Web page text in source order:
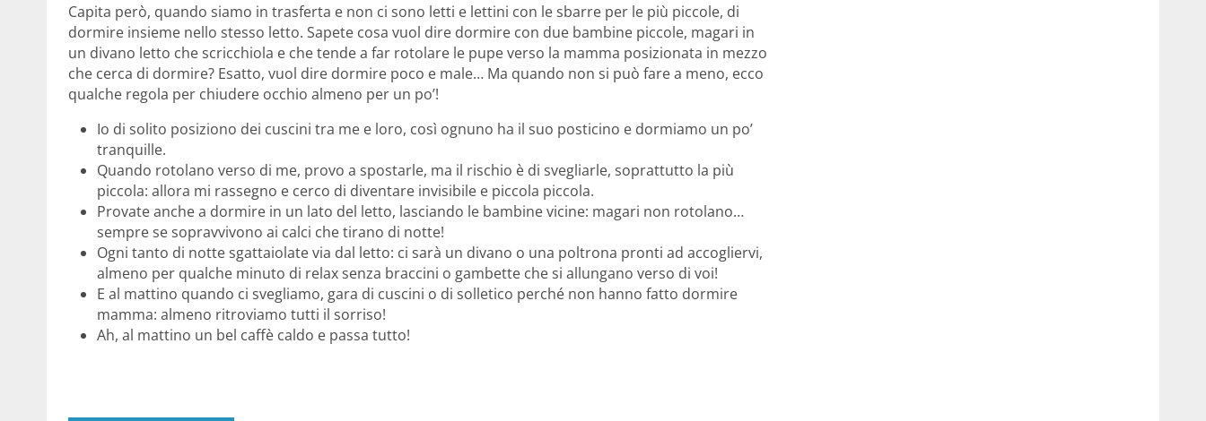
Capita però, quando siamo in trasferta e non ci sono letti e lettini con le sbarre per le più piccole, di
dormire insieme nello stesso letto. Sapete cosa vuol dire dormire con due bambine piccole, magari in
un divano letto che scricchiola e che tende a far rotolare le pupe verso la mamma posizionata in mezzo
che cerca di dormire? Esatto, vuol dire dormire poco e male… Ma quando non si può fare a meno, ecco
qualche regola per chiudere occhio almeno per un po’!
Io di solito posiziono dei cuscini tra me e loro, così ognuno ha il suo posticino e dormiamo un po’
tranquille.
Quando rotolano verso di me, provo a spostarle, ma il rischio è di svegliarle, soprattutto la più
piccola: allora mi rassegno e cerco di diventare invisibile e piccola piccola.
Provate anche a dormire in un lato del letto, lasciando le bambine vicine: magari non rotolano…
sempre se sopravvivono ai calci che tirano di notte!
Ogni tanto di notte sgattaiolate via dal letto: ci sarà un divano o una poltrona pronti ad accogliervi,
almeno per qualche minuto di relax senza braccini o gambette che si allungano verso di voi!
E al mattino quando ci svegliamo, gara di cuscini o di solletico perché non hanno fatto dormire
mamma: almeno ritroviamo tutti il sorriso!
Ah, al mattino un bel caffè caldo e passa tutto!